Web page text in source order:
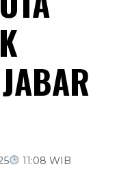
11:08 WIB